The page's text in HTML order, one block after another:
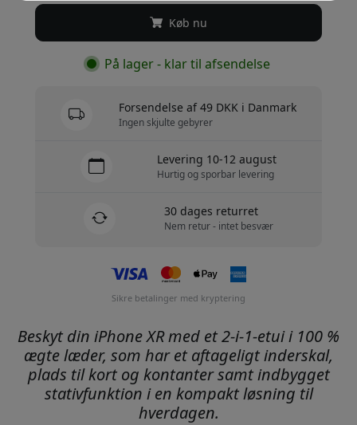
Køb nu
På lager - klar til afsendelse
Forsendelse af 49 DKK i Danmark
Ingen skjulte gebyrer
Levering 10-12 august
Hurtig og sporbar levering
30 dages returret
Nem retur - intet besvær
Sikre betalinger med kryptering
Beskyt din iPhone XR med et 2-i-1-etui i 100 %
ægte læder, som har et aftageligt inderskal,
plads til kort og kontanter samt indbygget
stativfunktion i en kompakt løsning til
hverdagen.